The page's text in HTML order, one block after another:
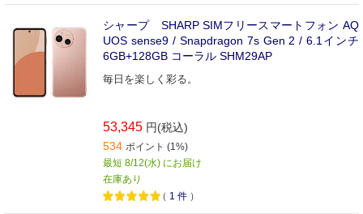
シャープ SHARP SIMフリースマートフォン AQ
UOS sense9 / Snapdragon 7s Gen 2 / 6.1インチ
6GB+128GB コーラル SHM29AP
毎日を楽しく彩る。
53,345 円(税込)
534 ポイント (1%)
最短 8/12(水) にお届け
在庫あり
（ 1 件 ）